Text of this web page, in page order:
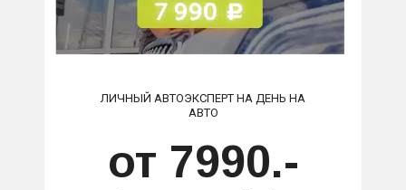
ЛИЧНЫЙ АВТОЭКСПЕРТ НА ДЕНЬ НА
АВТО
от 7990.-